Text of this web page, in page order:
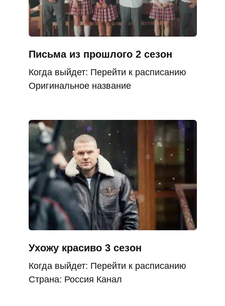
Письма из прошлого 2 сезон
Когда выйдет: Перейти к расписанию
Оригинальное название
Ухожу красиво 3 сезон
Когда выйдет: Перейти к расписанию
Страна: Россия Канал